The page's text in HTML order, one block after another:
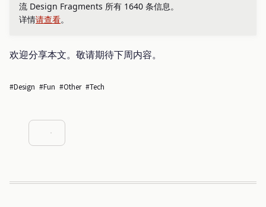
流 Design Fragments 所有 1640 条信息。
详情请查看。
欢迎分享本文。敬请期待下周内容。
#design #fun #other #tech